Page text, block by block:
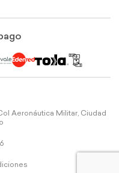
Aeronáutica Militar, Ciudad